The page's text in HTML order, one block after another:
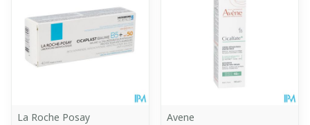
La Roche Posay
Avene